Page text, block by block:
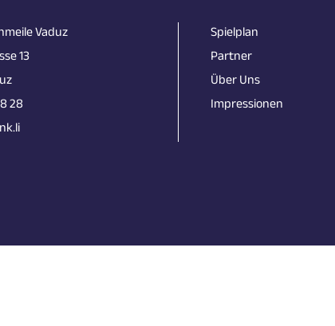
Vaduz
13
28
Spielplan
Partner
Über Uns
Impressionen